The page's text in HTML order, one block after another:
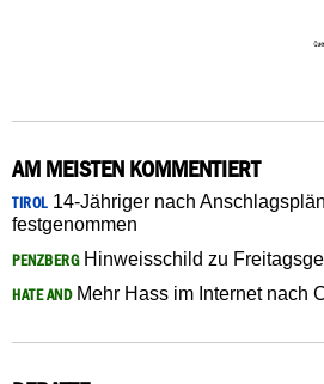
AM MEISTEN KOMMENTIERT
TIROL14-Jähriger nach
festgenommen
PENZBERGHinweisschild zu
HATE ANDMehr Hass im Internet nach